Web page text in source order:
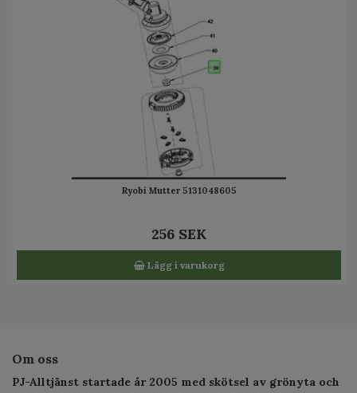
Ryobi Mutter 5131048605
256 SEK
Lägg i varukorg
Om oss
PJ-Alltjänst startade år 2005 med skötsel av grönyta och